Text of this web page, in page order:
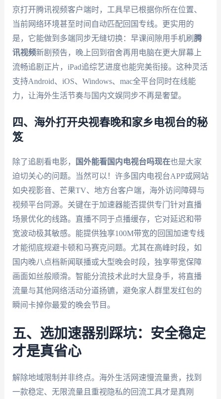
京打开腾讯视频客户端时，工具早已根据你所在位置、
当前网络环境甚至时间自动匹配回国专线。更实用的
是，它能做到多端同步无缝切换：早课间隙用手机刷 腾
讯视频新剧预告，晚上回到宿舍再用电脑在更大屏幕上
流畅追剧正片，iPad追综艺进度也能完美衔接。这种灵活
支持Android、iOS、Windows、mac全平台同时在线能
力，让海外生活节奏与国内文娱同步不再是奢望。
四、海外打开央视春晚和家乡电视台的秘
笈
除了追剧看电影， 国外能看国内电视台吗现在也是大家
迫切关心的问题。当然可以！许多国内电视台APP或网站
如央视影音、芒果TV、地方台客户端，海外访问障碍与
视频平台同源。关键在于加速器能否提供专门针对直播
场景优化的线路。直播不同于点播缓存，它对延迟和带
宽波动极其敏感。能提供独享100M带宽的回国加速专线
才能彻底规避卡顿和马赛克问题。尤其在高峰时段，如
国内晚八点档新闻联播或大型晚会时段，独享带宽保障
画面如丝般顺滑。智能分流技术此时大显身手，将直播
流量与其他网络活动分道扬镳，避免家人群里发红包的
瞬间卡掉你最爱的晚会节目。
五、选加速器别踩坑：安全稳定
才是真省心
解除地域限制并非终点。海外生活网速慢流量贵，找到
一款稳定、无限流量且重视隐私的回流工具才是真刚